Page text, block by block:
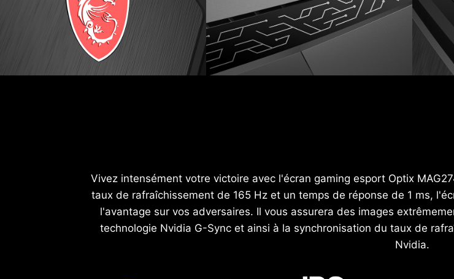
Vivez intensément votre victoire avec l'écran gaming esport Optix
taux de rafraîchissement de 165 Hz et un temps de réponse de 1 ms,
l'avantage sur vos adversaires. Il vous assurera des images
technologie Nvidia G-Sync et ainsi à la synchronisation du taux de
Nvidia.